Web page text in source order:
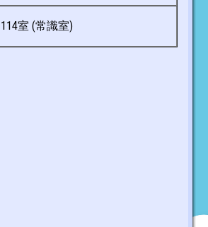
114室 (常識室)